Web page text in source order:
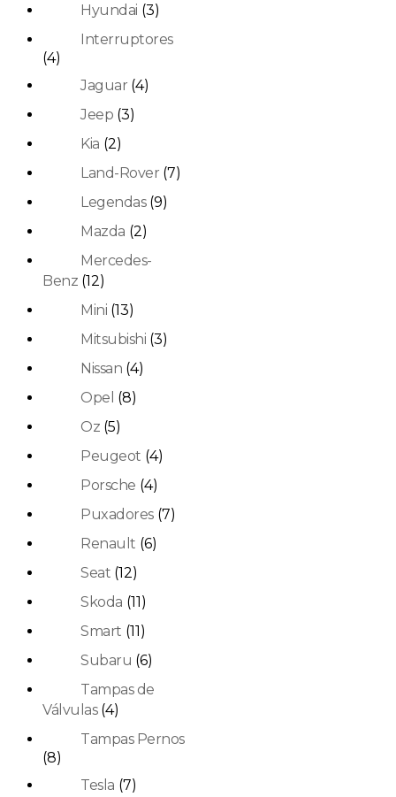
Hyundai (3)
Interruptores
(4)
Jaguar (4)
Jeep (3)
Kia (2)
Land-Rover (7)
Legendas (9)
Mazda (2)
Mercedes-
Benz (12)
Mini (13)
Mitsubishi (3)
Nissan (4)
Opel (8)
Oz (5)
Peugeot (4)
Porsche (4)
Puxadores (7)
Renault (6)
Seat (12)
Skoda (11)
Smart (11)
Subaru (6)
Tampas de
Válvulas (4)
Tampas Pernos
(8)
Tesla (7)